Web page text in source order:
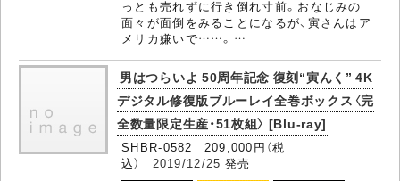
っとも売れずに行き倒れ寸前。おなじみの
面々が面倒をみることになるが、寅さんはア
メリカ嫌いで……。…
男はつらいよ 50周年記念 復刻“寅んく” 4K
デジタル修復版ブルーレイ全巻ボックス〈完
全数量限定生産・51枚組〉 [Blu-ray]
SHBR-0582 209,000円（税
込） 2019/12/25 発売